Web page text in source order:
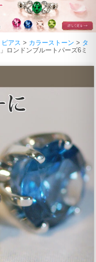
ピアス > カラーストーン > タ
ロンドンブルートパーズ6ミ